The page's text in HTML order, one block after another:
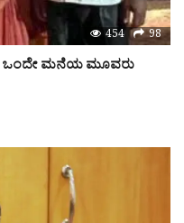
454 98
ಒಂದೇ ಮನೆಯ ಮೂವರು